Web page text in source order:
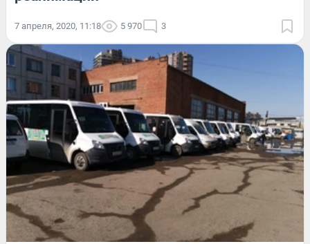
7 апреля, 2020, 11:18 5 970 3